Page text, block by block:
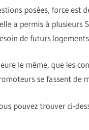
posées, force est
a permis à
de futurs
le même, que les
se fassent de
pouvez trouver ci-